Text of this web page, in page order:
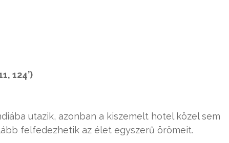
124’)
utazik, azonban a kiszemelt hotel közel sem
felfedezhetik az élet egyszerű örömeit.